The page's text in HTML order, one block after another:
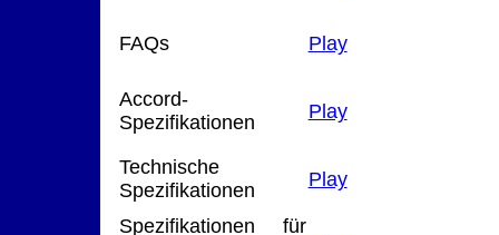
FAQs Play
Accord-
Spezifikationen
Play
Technische
Spezifikationen
Play
Spezifikationen für